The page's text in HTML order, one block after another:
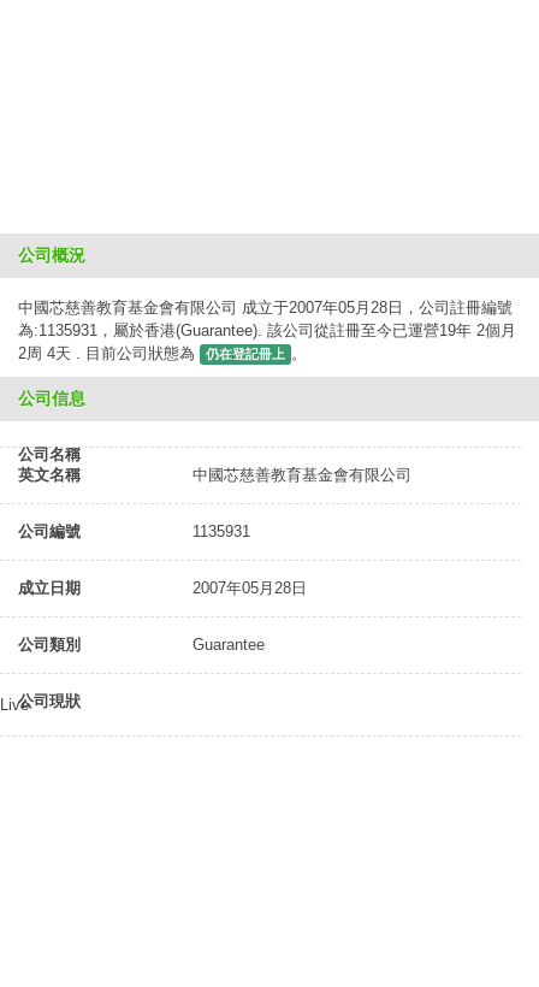
公司概況
中國芯慈善教育基金會有限公司 成立于2007年05月28日，公司註冊編號
為:1135931，屬於香港(Guarantee). 該公司從註冊至今已運營19年 2個月
2周 4天 . 目前公司狀態為
仍在登記冊上 。
公司信息
公司名稱
英文名稱
中國芯慈善教育基金會有限公司
公司編號 1135931
成立日期 2007年05月28日
公司類別 Guarantee
公司現狀
Live